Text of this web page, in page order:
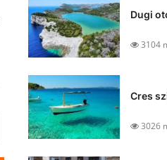
Dugi
3104
Cres
3026